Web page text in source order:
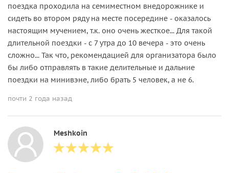
поездка проходила на семиместном внедорожнике и
сидеть во втором ряду на месте посередине - оказалось
настоящим мучением, т.к. оно очень жесткое... Для такой
длительной поездки - с 7 утра до 10 вечера - это очень
сложно... Так что, рекомендацией для организатора было
бы либо отправлять в такие делительные и дальние
поездки на минивэне, либо брать 5 человек, а не 6.
почти 2 года назад
Meshkoin